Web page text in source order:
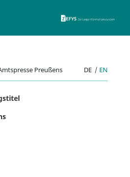
Preußens DE | EN